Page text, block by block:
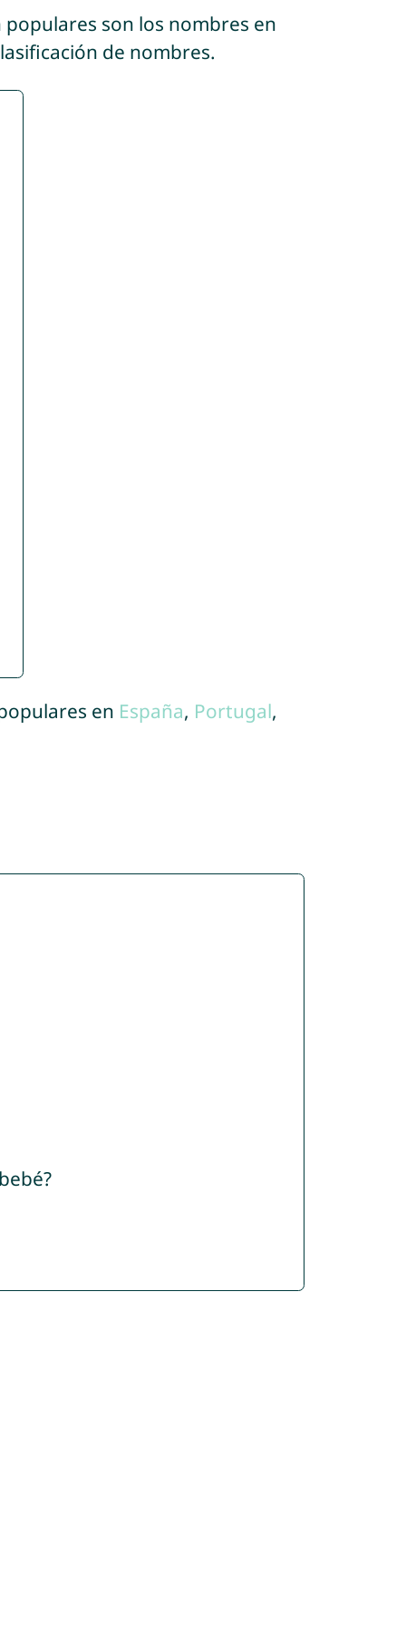
son los nombres en
de nombres.
en España, Portugal,